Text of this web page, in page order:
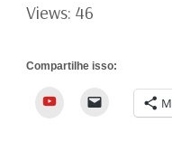
Views: 46
Compartilhe isso:
YouTube